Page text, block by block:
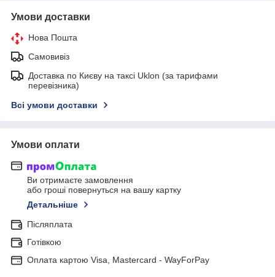
Умови доставки
Нова Пошта
Самовивіз
Доставка по Києву на таксі Uklon (за тарифами
перевізника)
Всі умови доставки
Умови оплати
Ви отримаєте замовлення
або гроші повернуться на вашу картку
Детальніше
Післяплата
Готівкою
Оплата картою Visa, Mastercard - WayForPay